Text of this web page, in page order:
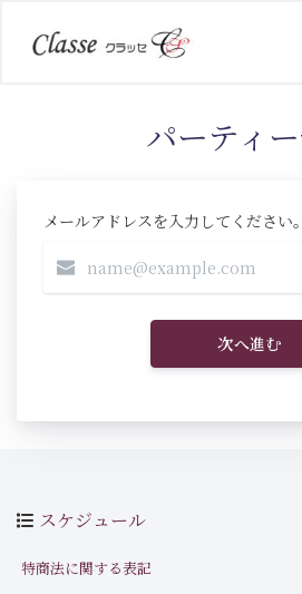
パーティ
メールアドレスを入力してください。
次へ進む
スケジュール
特商法に関する表記